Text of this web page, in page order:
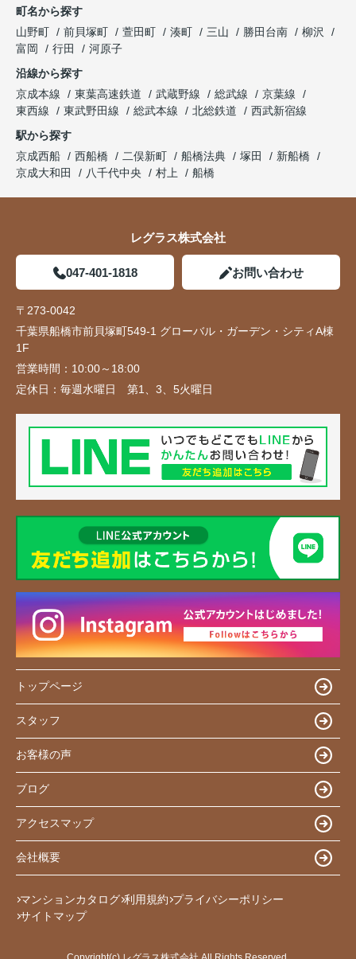
町名から探す
山野町
前貝塚町 萱田町 湊町 三山 勝田台南
柳沢
富岡
行田
河原子
沿線から探す
京成本線
東葉高速鉄道 武蔵野線 総武線
京葉線
東西線
東武野田線 総武本線 北総鉄道
西武新宿線
駅から探す
京成西船
西船橋 二俣新町 船橋法典 塚田
新船橋
京成大和田
八千代中央 村上 船橋
レグラス株式会社
047-401-1818 お問い合わせ
〒273-0042
千葉県船橋市前貝塚町549-1 グローバル・ガーデン・シティA棟
1F
営業時間： 10:00～18:00
定休日： 毎週水曜日 第1、3、5火曜日
トップページ
スタッフ
お客様の声
ブログ
アクセスマップ
会社概要
マンションカタログ 利用規約 プライバシーポリシー
サイトマップ